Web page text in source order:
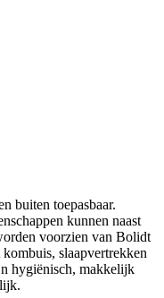
buiten toepasbaar.
kunnen naast
voorzien van Bolidt
slaapvertrekken
hygiënisch, makkelijk